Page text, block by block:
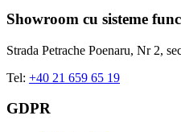
Showroom cu sisteme
Strada Petrache Poenaru, Nr 2,
Tel: +40 21 659 65 19
GDPR